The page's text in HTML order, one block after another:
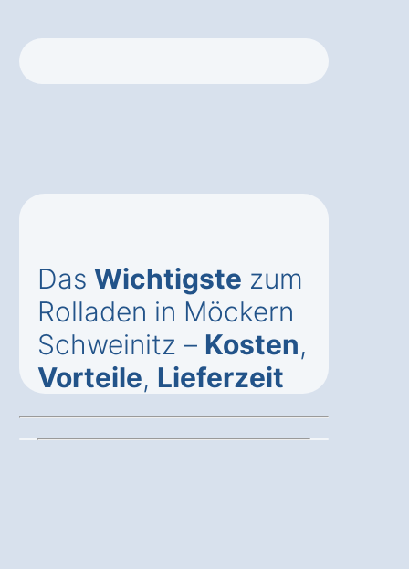
Das Wichtigste zum
Rolladen in Möckern
Schweinitz – Kosten,
Vorteile, Lieferzeit